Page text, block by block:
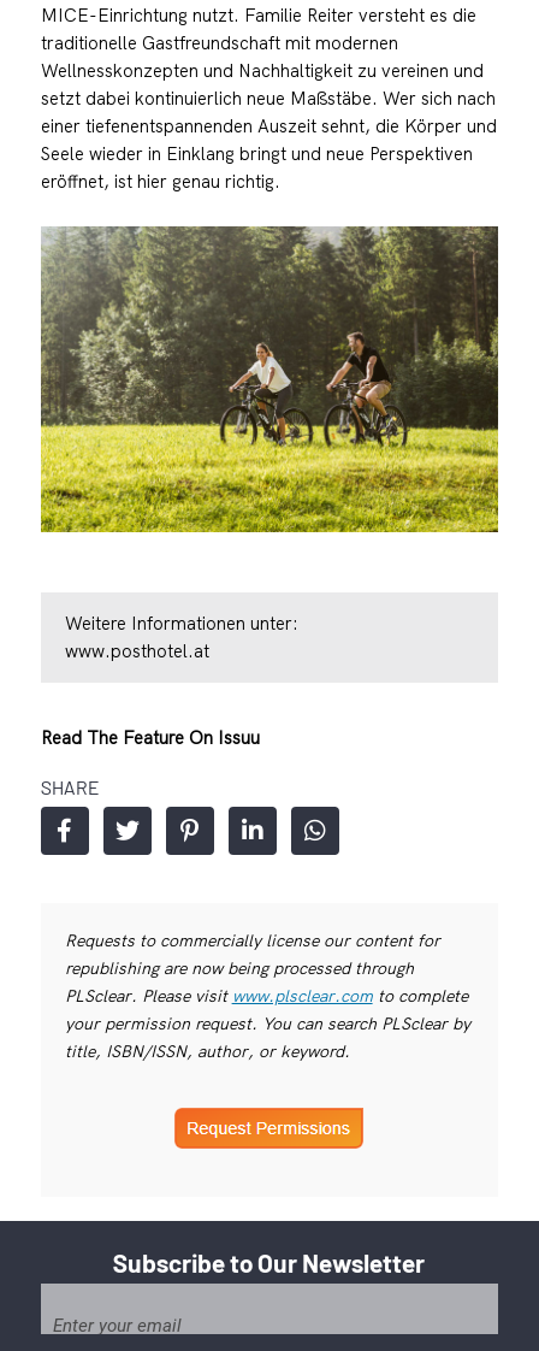
MICE-Einrichtung nutzt. Familie Reiter versteht es die
traditionelle Gastfreundschaft mit modernen
Wellnesskonzepten und Nachhaltigkeit zu vereinen und
setzt dabei kontinuierlich neue Maßstäbe. Wer sich nach
einer tiefenentspannenden Auszeit sehnt, die Körper und
Seele wieder in Einklang bringt und neue Perspektiven
eröffnet, ist hier genau richtig.
Weitere Informationen unter:
www.posthotel.at
Read The Feature On Issuu
SHARE
Requests to commercially license our content for
republishing are now being processed through
PLSclear. Please visit www.plsclear.comto complete
your permission request. You can search PLSclear by
title, ISBN/ISSN, author, or keyword.
Subscribe to Our Newsletter